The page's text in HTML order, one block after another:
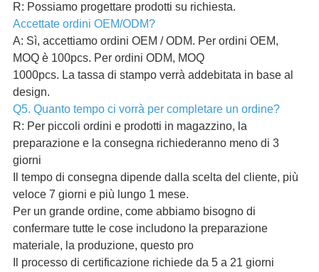
R: Possiamo progettare prodotti su richiesta.
Accettate ordini OEM/ODM?
A: Sì, accettiamo ordini OEM / ODM. Per ordini OEM,
MOQ è 100pcs. Per ordini ODM, MOQ
1000pcs. La tassa di stampo verrà addebitata in base al
design.
Q5. Quanto tempo ci vorrà per completare un ordine?
R: Per piccoli ordini e prodotti in magazzino, la
preparazione e la consegna richiederanno meno di 3
giorni
Il tempo di consegna dipende dalla scelta del cliente, più
veloce 7 giorni e più lungo 1 mese.
Per un grande ordine, come abbiamo bisogno di
confermare tutte le cose includono la preparazione
materiale, la produzione, questo pro
Il processo di certificazione richiede da 5 a 21 giorni